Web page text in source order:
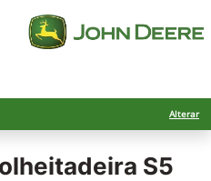
Alterar
S5